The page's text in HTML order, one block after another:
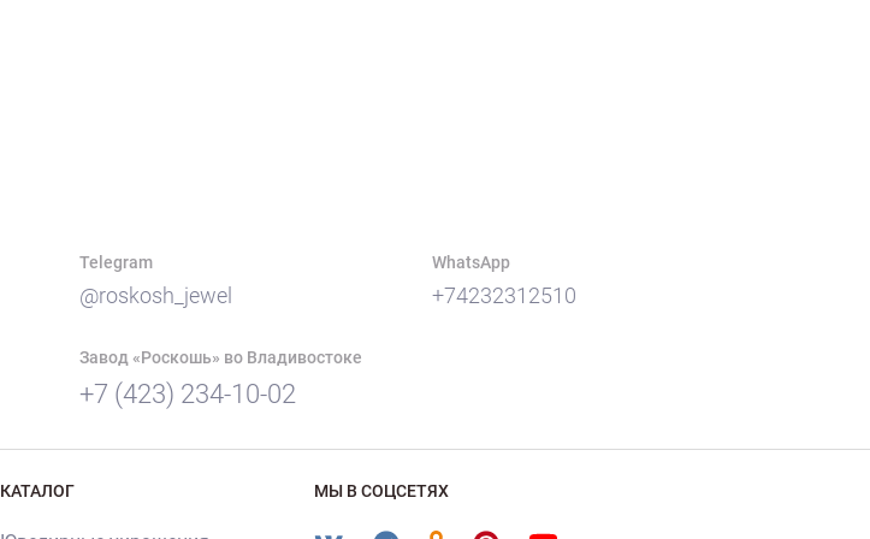
Telegram
@roskosh_jewel
WhatsApp
+74232312510
Завод «Роскошь» во Владивостоке
+7 (423) 234-10-02
КАТАЛОГ МЫ В СОЦСЕТЯХ